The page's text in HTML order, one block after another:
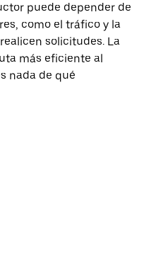
puede depender de
como el tráfico y la
solicitudes. La
más eficiente al
nada de qué